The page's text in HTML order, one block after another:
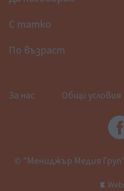
С татко
По възраст
За нас Общи условия
© "Мениджър Медия